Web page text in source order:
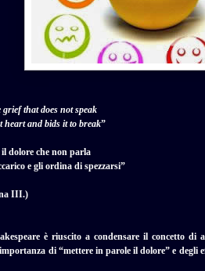
that does not speak
heart and bids it to break”
dolore che non parla
e gli ordina di spezzarsi”
III.)
è riuscito a condensare il concetto di
di “mettere in parole il dolore” e degli